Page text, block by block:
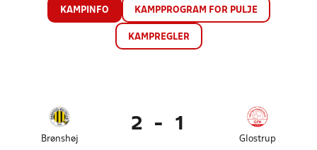
KAMPINFO KAMPPROGRAM FOR PULJE
KAMPREGLER
Brønshøj
2 - 1
Glostrup